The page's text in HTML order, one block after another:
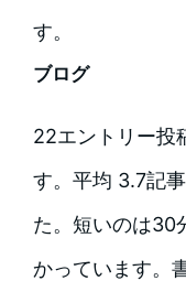
す。
ブログ
22エントリー投
す。平均 3.7記
た。短いのは30
かっています。